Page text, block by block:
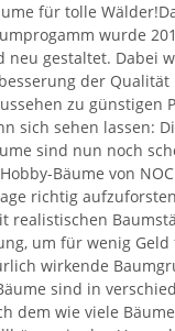
für tolle
wurde
neu gestaltet. Dabei
der Qualität
zu günstigen
sich sehen lassen:
sind nun noch
Bäume von
richtig
realistischen
um für wenig
wirkende
sind in
dem wie viele